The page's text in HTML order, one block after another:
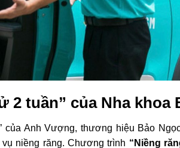
tuần” của Nha khoa
Anh Vượng, thương hiệu Bảo
niềng răng. Chương trình “Niềng